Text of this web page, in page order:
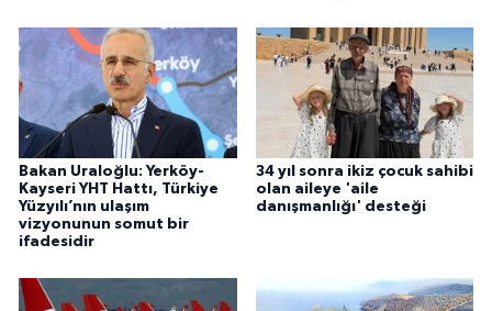
Bakan Uraloğlu: Yerköy-
Kayseri YHT Hattı, Türkiye
Yüzyılı’nın ulaşım
vizyonunun somut bir
ifadesidir
34 yıl sonra ikiz çocuk sahibi
olan aileye 'aile
danışmanlığı' desteği